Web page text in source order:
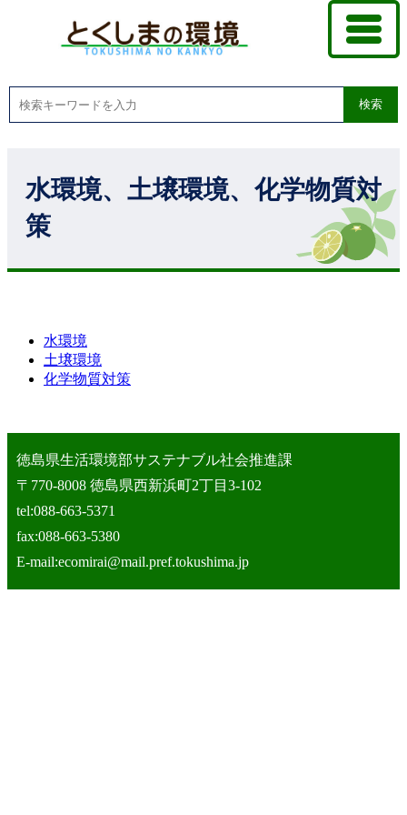
検索
水環境、土壌環境、化学物質対
策
水環境
土壌環境
化学物質対策
徳島県生活環境部サステナブル社会推進課
〒770-8008 徳島県西新浜町2丁目3-102
tel:088-663-5371
fax:088-663-5380
E-mail:ecomirai@mail.pref.tokushima.jp